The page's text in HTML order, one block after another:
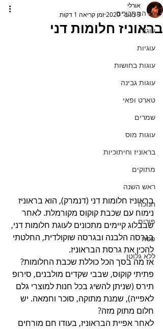
כל המתכונים
עוגות
עוגיות
עוגות בחושות
עוגות גבינה
טארט ופאי
שמרים
עוגות מוס
בראוניז וחיתוכיות
מתוקים
ראש השנה
חנוכה
פורים
פסח
ללא גלוטן
בראוניז חלומות דני
אורלי
3 בנוב׳ 2020
זמן קריאה 1 דקות
בראוניז חלומות דני (דנמרק), הוא בראוניז
נימוח עם שכבת קוקוס מקורמלת. לאחר
שבבלוג קיימים מתכונים לעוגת חלומות דני,
בגרסה הלבנה ובגרסה שוקולדית, החלטתי
להכין את גרסת הבראוניז.
אז מה בסך הכל כוללת שכבת החלומות?
פתיתי קוקוס, שבבי שקדים מולבנים, סירופ
תירס (שניתן להשיג בכל חנות למוצרי גלם
לאפייה), שמנת מתוקה, סוכר וחמאה. יש
חלום מתוק מזה?
לאחר אפיית הבראוניז, בעודו חם מורחים